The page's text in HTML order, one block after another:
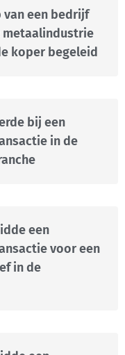
van een bedrijf
metaalindustrie
koper begeleid
bij een
in de
een
voor een
in de